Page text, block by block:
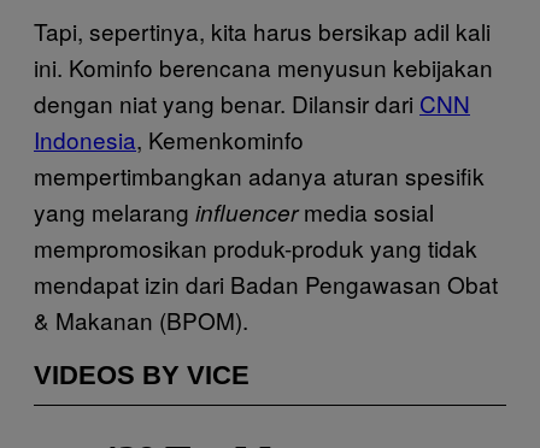
Tapi, sepertinya, kita harus bersikap adil kali
ini. Kominfo berencana menyusun kebijakan
dengan niat yang benar. Dilansir dari CNN
Indonesia, Kemenkominfo
mempertimbangkan adanya aturan spesifik
yang melarang influencermedia sosial
mempromosikan produk-produk yang tidak
mendapat izin dari Badan Pengawasan Obat
& Makanan (BPOM).
VIDEOS BY VICE